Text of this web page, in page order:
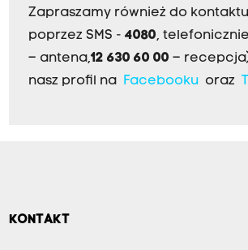
Zapraszamy również do
poprzez SMS - 4080,
– antena,12 630 60 00 –
nasz profil na
Facebookuoraz
KONTAKT